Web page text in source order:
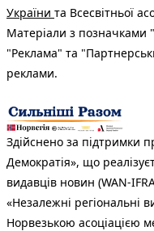
України та Всесвітньої
Матеріали з
"Реклама" та
реклами.
Здійснено за підтримки
Демократія», що
видавців новин (WAN-
«Незалежні регіональні
Норвезькою асоціацією